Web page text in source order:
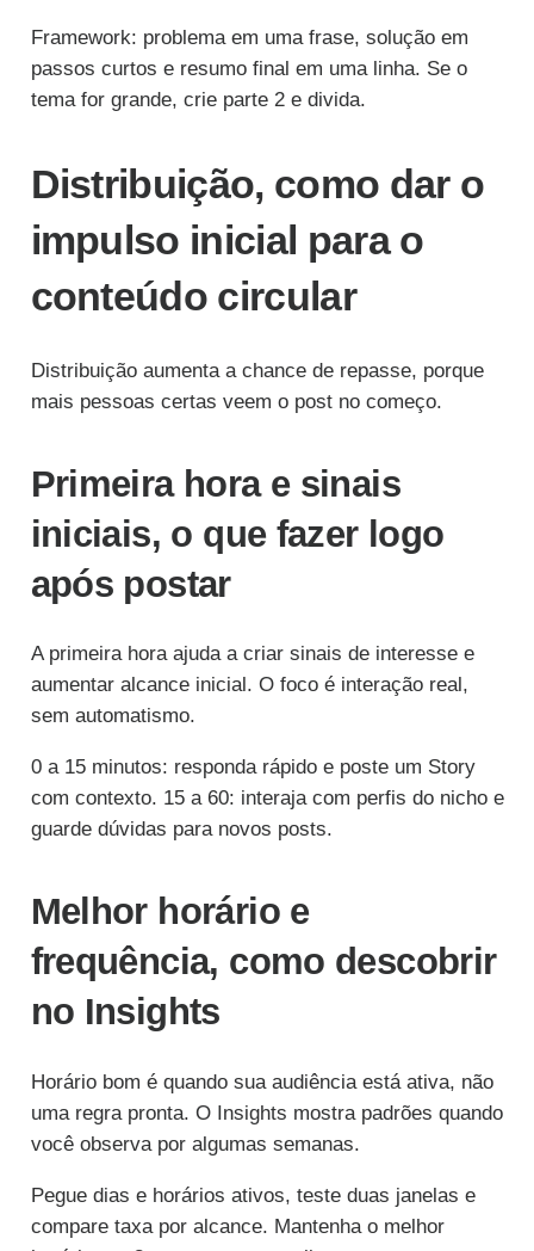
Framework: problema em uma frase, solução em
passos curtos e resumo final em uma linha. Se o
tema for grande, crie parte 2 e divida.
Distribuição, como dar o
impulso inicial para o
conteúdo circular
Distribuição aumenta a chance de repasse, porque
mais pessoas certas veem o post no começo.
Primeira hora e sinais
iniciais, o que fazer logo
após postar
A primeira hora ajuda a criar sinais de interesse e
aumentar alcance inicial. O foco é interação real,
sem automatismo.
0 a 15 minutos: responda rápido e poste um Story
com contexto. 15 a 60: interaja com perfis do nicho e
guarde dúvidas para novos posts.
Melhor horário e
frequência, como descobrir
no Insights
Horário bom é quando sua audiência está ativa, não
uma regra pronta. O Insights mostra padrões quando
você observa por algumas semanas.
Pegue dias e horários ativos, teste duas janelas e
compare taxa por alcance. Mantenha o melhor